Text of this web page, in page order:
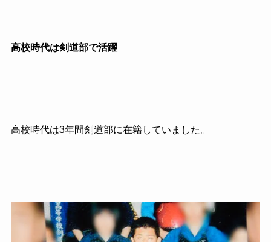
高校時代は剣道部で活躍
高校時代は3年間剣道部に在籍していました。